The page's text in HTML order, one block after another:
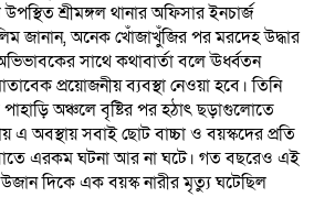
শ্রীমঙ্গল থানার অফিসার ইনচার্জ
জানান, অনেক খোঁজাখুঁজির পর মরদেহ উদ্ধার
সাথে কথাবার্তা বলে ঊর্ধ্বতন
প্রয়োজনীয় ব্যবস্থা নেওয়া হবে। তিনি
অঞ্চলে বৃষ্টির পর হঠাৎ ছড়াগুলোতে
এ অবস্থায় সবাই ছোট বাচ্চা ও বয়স্কদের প্রতি
এরকম ঘটনা আর না ঘটে। গত বছরেও এই
দিকে এক বয়স্ক নারীর মৃত্যু ঘটেছিল